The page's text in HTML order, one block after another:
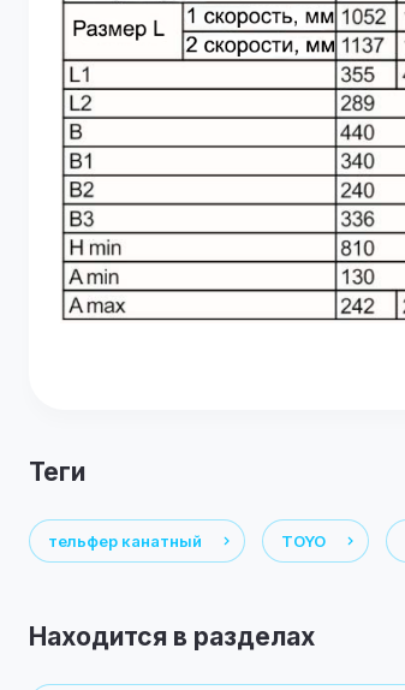
теги
тельфер канатный TOYO
Находится в разделах